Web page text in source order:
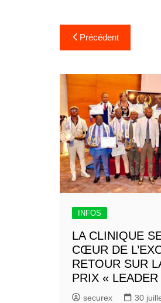
Précédent
INFOS
LA CLINIQUE
CŒUR DE
RETOUR SUR
PRIX «
securex 30